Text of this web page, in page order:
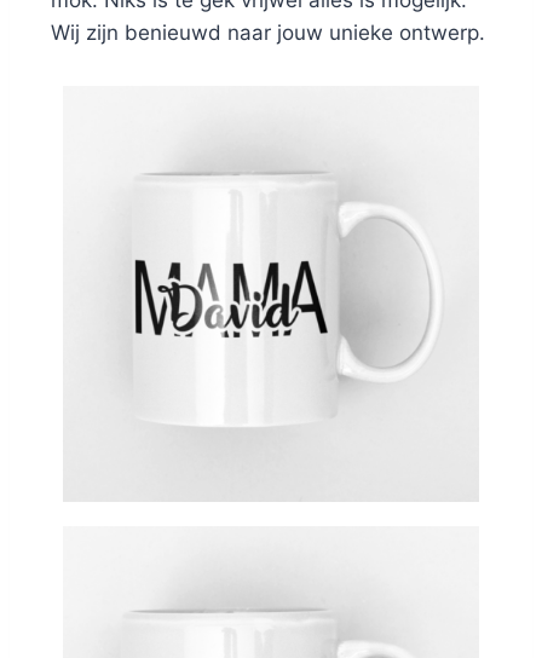
Wij zijn benieuwd naar jouw unieke ontwerp.